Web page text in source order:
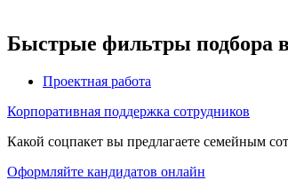
Быстрые фильтры подбора
Проектная работа
Корпоративная поддержка сотрудников
Какой соцпакет вы предлагаете семейным
Оформляйте кандидатов онлайн